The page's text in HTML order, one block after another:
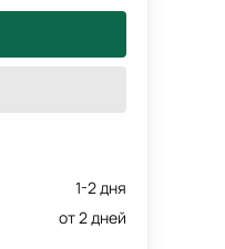
1-2 дня
от 2 дней